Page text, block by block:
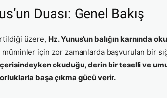
Duası: Genel Bakış
üzere, Hz. Yunus’un balığın karnında
müminler için zor zamanlarda başvurulan bir
okuduğu, derin bir teselli ve
başa çıkma gücü verir.